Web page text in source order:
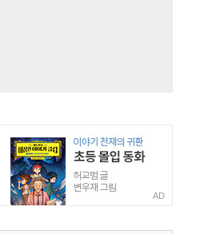
AD